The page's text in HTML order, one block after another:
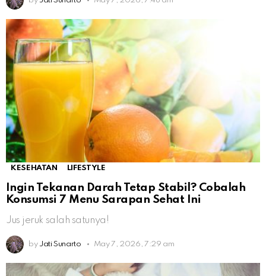
KESEHATAN LIFESTYLE
Ingin Tekanan Darah Tetap Stabil? Cobalah
Konsumsi 7 Menu Sarapan Sehat Ini
Jus jeruk salah satunya!
by Jati Sunarto May 7, 2026, 7:29 am